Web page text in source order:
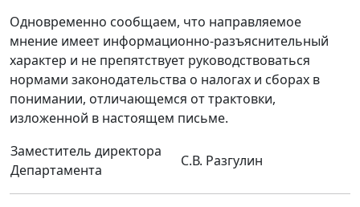
Одновременно сообщаем, что направляемое
мнение имеет информационно-разъяснительный
характер и не препятствует руководствоваться
нормами законодательства о налогах и сборах в
понимании, отличающемся от трактовки,
изложенной в настоящем письме.
Заместитель директора
Департамента
С.В. Разгулин